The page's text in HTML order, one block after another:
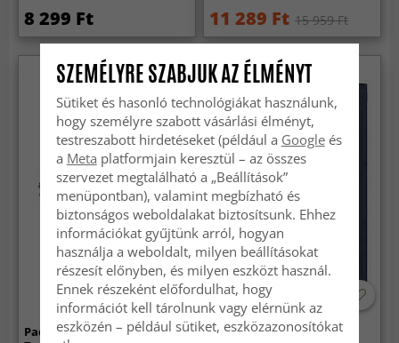
8 299 Ft 11 289 Ft 15 959 Ft
Padlószőnyeg - Almeria
-30%
Szizál szőnyeg - Agave
SZEMÉLYRE SZABJUK AZ ÉLMÉNYT
Sütiket és hasonló technológiákat használunk,
hogy személyre szabott vásárlási élményt,
testreszabott hirdetéseket (például a Googleés
a Meta platformjain keresztül – az összes
szervezet megtalálható a „Beállítások”
menüpontban), valamint megbízható és
biztonságos weboldalakat biztosítsunk. Ehhez
információkat gyűjtünk arról, hogyan
használja a weboldalt, milyen beállításokat
részesít előnyben, és milyen eszközt használ.
Ennek részeként előfordulhat, hogy
információt kell tárolnunk vagy elérnünk az
eszközén – például sütiket, eszközazonosítókat